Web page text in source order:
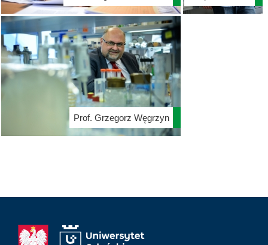
Prof. Grzegorz Węgrzyn